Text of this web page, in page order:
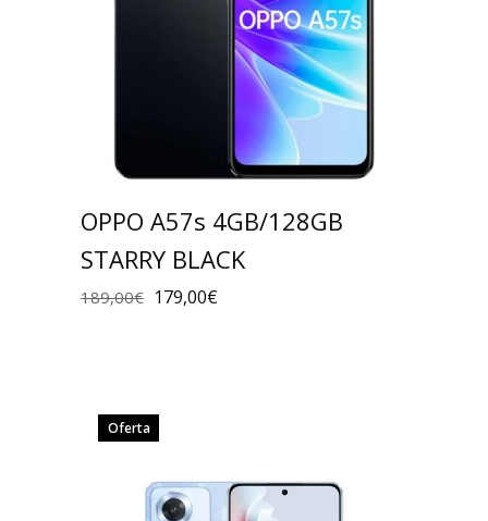
OPPO A57s 4GB/128GB
STARRY BLACK
189,00€ 179,00€
Oferta